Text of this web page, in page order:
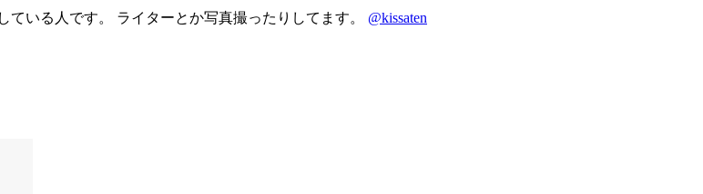
いる人です。 ライターとか写真撮ったりしてます。 @kissaten